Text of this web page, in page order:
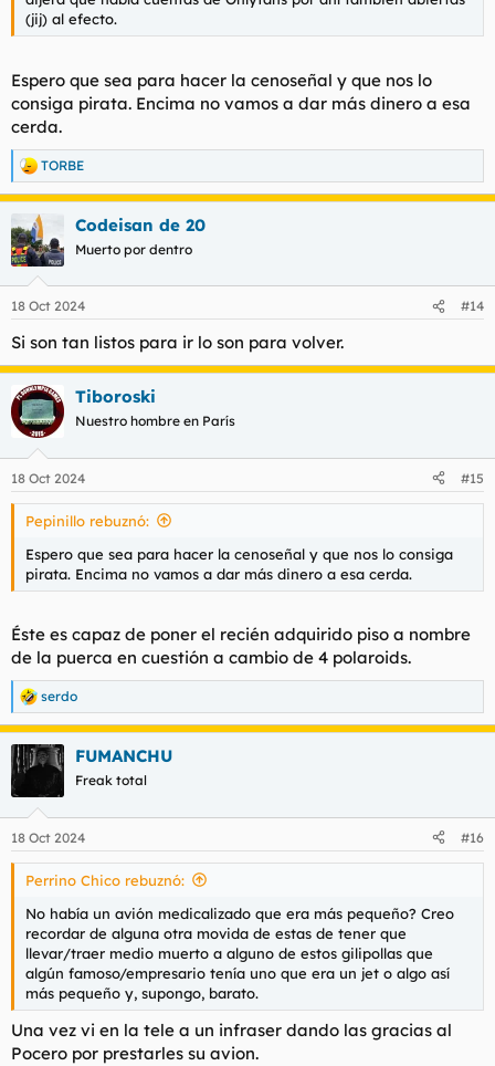
(jij) al efecto.
Espero que sea para hacer la cenoseñal y que nos lo
consiga pirata. Encima no vamos a dar más dinero a esa
cerda.
R
e
a
c
c
i
e
s
:
TORBE
Codeisan de 20
Muerto por dentro
18 Oct 2024 #14
Si son tan listos para ir lo son para volver.
Tiboroski
Nuestro hombre en París
18 Oct 2024 #15
Pepinillo rebuznó:
Espero que sea para hacer la cenoseñal y que nos lo consiga
pirata. Encima no vamos a dar más dinero a esa cerda.
Éste es capaz de poner el recién adquirido piso a nombre
de la puerca en cuestión a cambio de 4 polaroids.
R
e
c
c
e
s
serdo
FUMANCHU
Freak total
18 Oct 2024 #16
Perrino Chico rebuznó:
No había un avión medicalizado que era más pequeño? Creo
recordar de alguna otra movida de estas de tener que
llevar/traer medio muerto a alguno de estos gilipollas que
algún famoso/empresario tenía uno que era un jet o algo así
más pequeño y, supongo, barato.
Una vez vi en la tele a un infraser dando las gracias al
Pocero por prestarles su avion.